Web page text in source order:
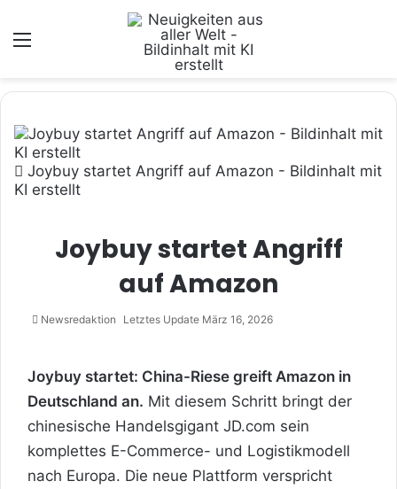
Joybuy startet Angriff auf Amazon - Bildinhalt mit
KI erstellt
Joybuy startet Angriff
auf Amazon
Newsredaktion Letztes Update März 16, 2026
Joybuy startet: China-Riese greift Amazon in
Deutschland an. Mit diesem Schritt bringt der
chinesische Handelsgigant JD.com sein
komplettes E-Commerce- und Logistikmodell
nach Europa. Die neue Plattform verspricht